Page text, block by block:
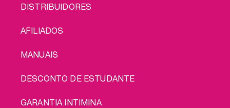
FOOTER
DISTRIBUIDORES
AFILIADOS
MANUAIS
DESCONTO DE ESTUDANTE
GARANTIA INTIMINA